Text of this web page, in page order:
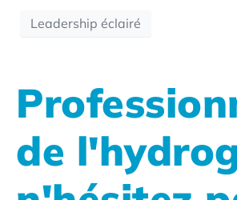
Leadership éclairé
de